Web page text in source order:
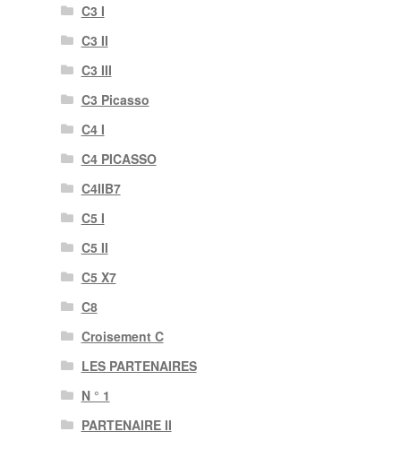
C3 I
C3 II
C3 III
C3 Picasso
C4 I
C4 PICASSO
C4IIB7
C5 I
C5 II
C5 X7
C8
Croisement C
LES PARTENAIRES
N ° 1
PARTENAIRE II